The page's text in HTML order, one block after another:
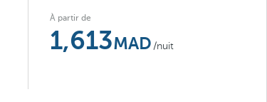
À partir de
1,613 /nuit